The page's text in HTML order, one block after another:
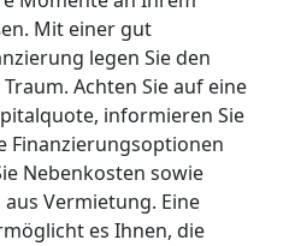
Mit einer gut
legen Sie den
Achten Sie auf eine
informieren Sie
Finanzierungsoptionen
Nebenkosten sowie
Vermietung. Eine
es Ihnen, die